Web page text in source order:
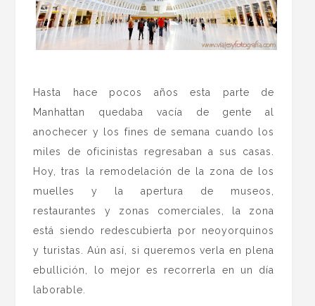
Hasta hace pocos años esta parte de
Manhattan quedaba vacía de gente al
anochecer y los fines de semana cuando los
miles de oficinistas regresaban a sus casas.
Hoy, tras la remodelación de la zona de los
muelles y la apertura de museos,
restaurantes y zonas comerciales, la zona
está siendo redescubierta por neoyorquinos
y turistas. Aún así, si queremos verla en plena
ebullición, lo mejor es recorrerla en un día
laborable.